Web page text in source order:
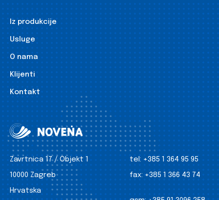
Iz produkcije
Usluge
O nama
Klijenti
Kontakt
Zavrtnica 17 / Objekt 1
10000 Zagreb
Hrvatska
tel: +385 1 364 95 95
fax: +385 1 366 43 74